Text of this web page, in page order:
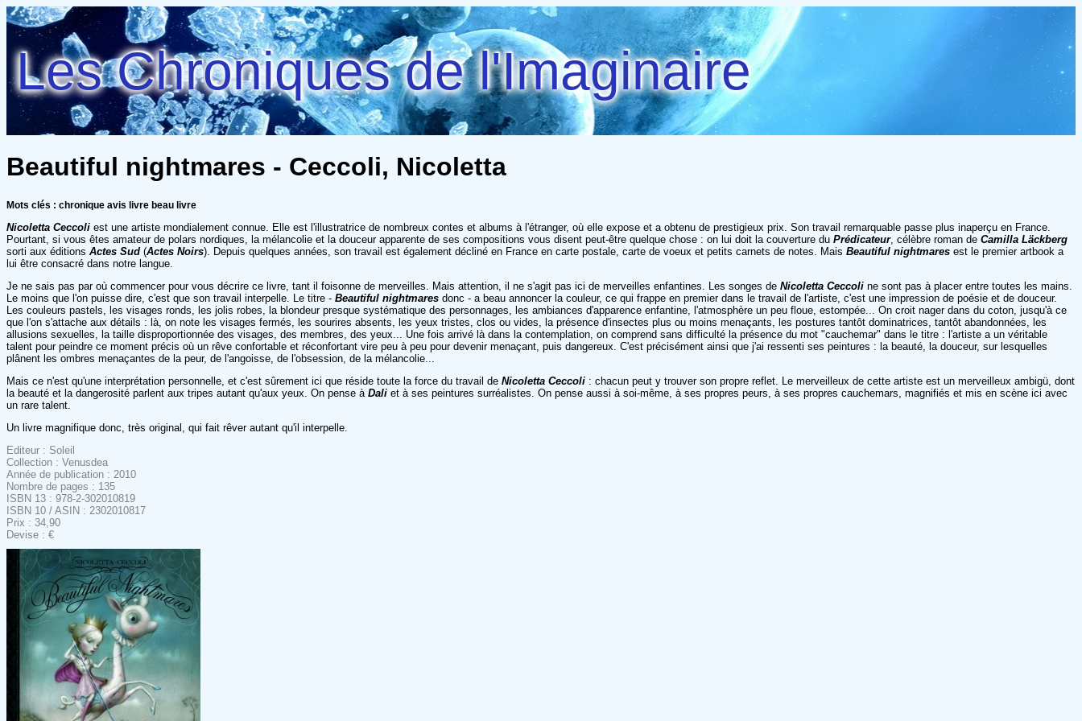
Les Chroniques de l'Imaginaire
Beautiful nightmares - Ceccoli, Nicoletta
Mots clés : chronique avis livre beau livre
Nicoletta Ceccoli est une artiste mondialement connue. Elle est l'illustratrice de nombreux contes et albums à l'étranger, où elle expose et a obtenu de prestigieux prix. Son travail remarquable passe plus inaperçu en France.
Pourtant, si vous êtes amateur de polars nordiques, la mélancolie et la douceur apparente de ses compositions vous disent peut-être quelque chose : on lui doit la couverture du Prédicateur, célèbre roman de Camilla Läckberg
sorti aux éditions Actes Sud (Actes Noirs). Depuis quelques années, son travail est également décliné en France en carte postale, carte de voeux et petits carnets de notes. Mais Beautiful nightmares est le premier artbook a
lui être consacré dans notre langue.
Je ne sais pas par où commencer pour vous décrire ce livre, tant il foisonne de merveilles. Mais attention, il ne s'agit pas ici de merveilles enfantines. Les songes de Nicoletta Ceccoli ne sont pas à placer entre toutes les mains.
Le moins que l'on puisse dire, c'est que son travail interpelle. Le titre - Beautiful nightmares donc - a beau annoncer la couleur, ce qui frappe en premier dans le travail de l'artiste, c'est une impression de poésie et de douceur.
Les couleurs pastels, les visages ronds, les jolis robes, la blondeur presque systématique des personnages, les ambiances d'apparence enfantine, l'atmosphère un peu floue, estompée... On croit nager dans du coton, jusqu'à ce
que l'on s'attache aux détails : là, on note les visages fermés, les sourires absents, les yeux tristes, clos ou vides, la présence d'insectes plus ou moins menaçants, les postures tantôt dominatrices, tantôt abandonnées, les
allusions sexuelles, la taille disproportionnée des visages, des membres, des yeux... Une fois arrivé là dans la contemplation, on comprend sans difficulté la présence du mot "cauchemar" dans le titre : l'artiste a un véritable
talent pour peindre ce moment précis où un rêve confortable et réconfortant vire peu à peu pour devenir menaçant, puis dangereux. C'est précisément ainsi que j'ai ressenti ses peintures : la beauté, la douceur, sur lesquelles
plânent les ombres menaçantes de la peur, de l'angoisse, de l'obsession, de la mélancolie...
Mais ce n'est qu'une interprétation personnelle, et c'est sûrement ici que réside toute la force du travail de Nicoletta Ceccoli : chacun peut y trouver son propre reflet. Le merveilleux de cette artiste est un merveilleux ambigü, dont
la beauté et la dangerosité parlent aux tripes autant qu'aux yeux. On pense à Dali et à ses peintures surréalistes. On pense aussi à soi-même, à ses propres peurs, à ses propres cauchemars, magnifiés et mis en scène ici avec
un rare talent.
Un livre magnifique donc, très original, qui fait rêver autant qu'il interpelle.
Editeur : Soleil
Collection : Venusdea
Année de publication : 2010
Nombre de pages : 135
ISBN 13 : 978-2-302010819
ISBN 10 / ASIN : 2302010817
Prix : 34,90
Devise : €